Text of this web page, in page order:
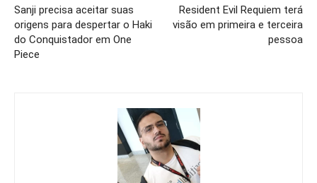
Sanji precisa aceitar suas
origens para despertar o Haki
do Conquistador em One
Piece
Resident Evil Requiem terá
visão em primeira e terceira
pessoa